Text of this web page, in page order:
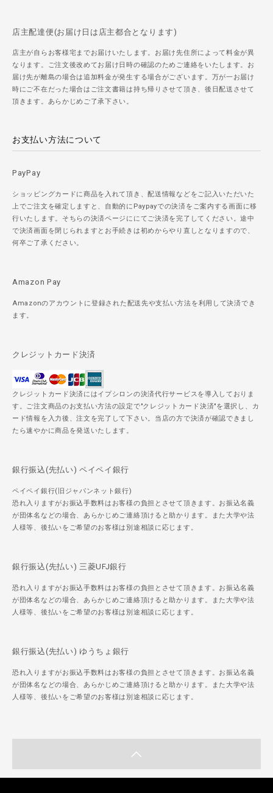
店主配達便(お届け日は店主都合となります)
店主が自らお客様宅までお届けいたします。お届け先住所によって料金が異
なります。ご注文後改めてお届け日時の確認のためご連絡をいたします。お
届け先が離島の場合は追加料金が発生する場合がございます。万が一お届け
時にご不在だった場合はご注文書籍は持ち帰りさせて頂き、後日配送させて
頂きます。あらかじめご了承下さい。
お支払い方法について
PayPay
ショッピングカードに商品を入れて頂き、配送情報などをご記入いただいた
上でご注文を確定しますと、自動的にPaypayでの決済をご案内する画面に移
行いたします。そちらの決済ページににてご決済を完了してください。途中
で決済画面を閉じられますとお手続きは初めからやり直しとなりますので、
何卒ご了承ください。
Amazon Pay
Amazonのアカウントに登録された配送先や支払い方法を利用して決済でき
ます。
クレジットカード決済
クレジットカード決済にはイプシロンの決済代行サービスを導入しておりま
す。ご注文商品のお支払い方法の設定で"クレジットカード決済"を選択し、カ
ード情報を入力後、注文を完了して下さい。当店の方で決済が確認できまし
たら速やかに商品を発送いたします。
銀行振込(先払い) ペイペイ銀行
ペイペイ銀行(旧ジャパンネット銀行)
恐れ入りますがお振込手数料はお客様の負担とさせて頂きます。お振込名義
が団体名などの場合、あらかじめご連絡頂けると助かります。また大学や法
人様等、後払いをご希望のお客様は別途相談に応じます。
銀行振込(先払い) 三菱UFJ銀行
恐れ入りますがお振込手数料はお客様の負担とさせて頂きます。お振込名義
が団体名などの場合、あらかじめご連絡頂けると助かります。また大学や法
人様等、後払いをご希望のお客様は別途相談に応じます。
銀行振込(先払い) ゆうちょ銀行
恐れ入りますがお振込手数料はお客様の負担とさせて頂きます。お振込名義
が団体名などの場合、あらかじめご連絡頂けると助かります。また大学や法
人様等、後払いをご希望のお客様は別途相談に応じます。